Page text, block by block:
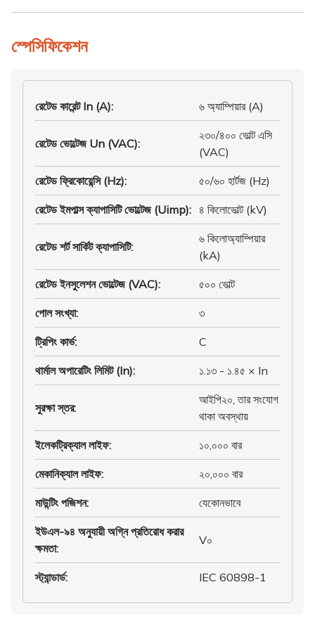
স্পেসিফিকেশন
রেটেড কারেন্ট In (A): ৬ অ্যাম্পিয়ার (A)
রেটেড ভোল্টেজ Un (VAC):
২৩০/৪০০ ভোল্ট এসি
(VAC)
রেটেড ফ্রিকোয়েন্সি (Hz): ৫০/৬০ হার্টজ (Hz)
রেটেড ইমপাল্স ক্যাপাসিটি ভোল্টেজ (Uimp): ৪ কিলোভোল্ট (kV)
রেটেড শর্ট সার্কিট ক্যাপাসিটি:
৬ কিলোঅ্যাম্পিয়ার
(kA)
রেটেড ইনসুলেশন ভোল্টেজ (VAC): ৫০০ ভোল্ট
পোল সংখ্যা: ৩
ট্রিপিং কার্ভ: C
থার্মাল অপারেটিং লিমিট (In): ১.১৩ - ১.৪৫ × In
সুরক্ষা স্তর:
আইপি২০, তার সংযোগ
থাকা অবস্থায়
ইলেকট্রিক্যাল লাইফ: ১০,০০০ বার
মেকানিক্যাল লাইফ: ২০,০০০ বার
মাউন্টিং পজিশন: যেকোনভাবে
ইউএল-৯৪ অনুযায়ী অগ্নি প্রতিরোধ করার
ক্ষমতা:
V০
স্ট্যান্ডার্ড: IEC 60898-1